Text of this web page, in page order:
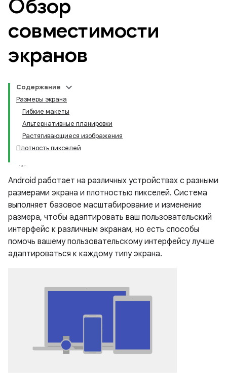
Обзор
совместимости
экранов
Содержание
Размеры экрана
Гибкие макеты
Альтернативные планировки
Растягивающиеся изображения
Плотность пикселей
Android работает на различных устройствах с разными
размерами экрана и плотностью пикселей. Система
выполняет базовое масштабирование и изменение
размера, чтобы адаптировать ваш пользовательский
интерфейс к различным экранам, но есть способы
помочь вашему пользовательскому интерфейсу лучше
адаптироваться к каждому типу экрана.